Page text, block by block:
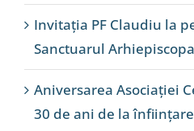
Invitația PF Claudiu la
Sanctuarul
Aniversarea Asociației
30 de ani de la